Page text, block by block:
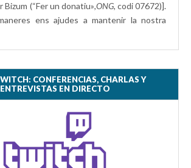
Bizum (“Fer un donatiu»,ONG, codi 07672)].
ens ajudes a mantenir la nostra
CONFERENCIAS, CHARLAS Y
ENTREVISTAS EN DIRECTO